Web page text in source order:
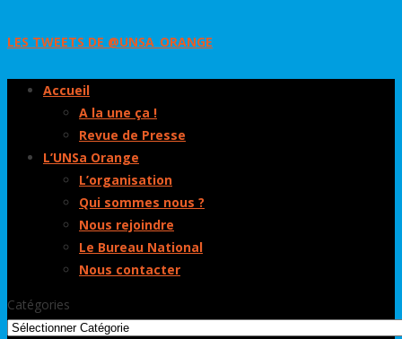
LES TWEETS DE @UNSA_ORANGE
Accueil
A la une ça !
Revue de Presse
L’UNSa Orange
L’organisation
Qui sommes nous ?
Nous rejoindre
Le Bureau National
Nous contacter
Catégories